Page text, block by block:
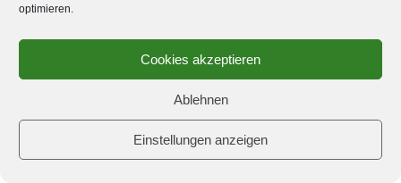
optimieren.
Cookies akzeptieren
Ablehnen
Einstellungen anzeigen